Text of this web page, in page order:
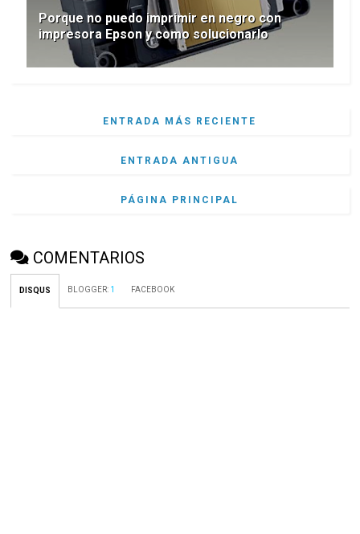
Porque no puedo imprimir en negro con
impresora Epson y como solucionarlo
ENTRADA MÁS RECIENTE
ENTRADA ANTIGUA
PÁGINA PRINCIPAL
COMENTARIOS
DISQUS BLOGGER: 1 FACEBOOK